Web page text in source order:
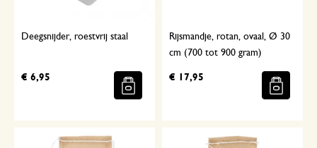
Deegsnijder, roestvrij staal
€ 6,95
Rijsmandje, rotan, ovaal, Ø 30
cm (700 tot 900 gram)
€ 17,95